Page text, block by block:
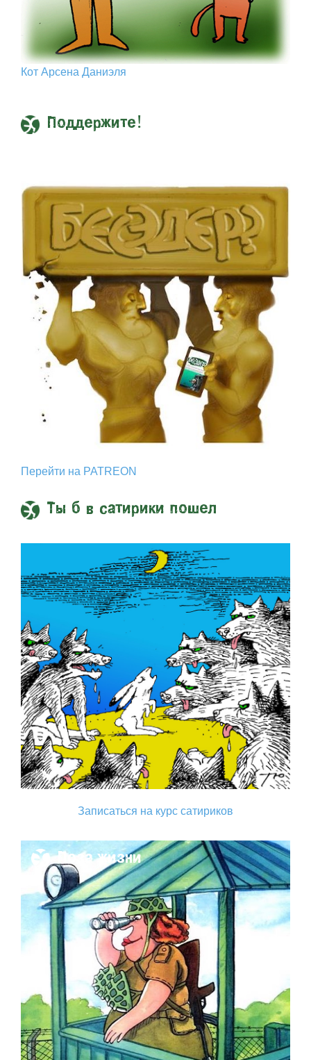
Кот Арcена Даниэля
Поддержите!
Перейти на PATREON
Ты б в сатирики пошел
Записаться на курс сатириков
Поза жизни